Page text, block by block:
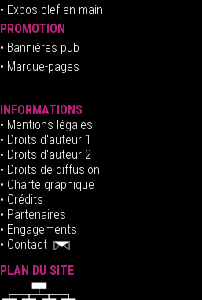
• Expos clef en main
PROMOTION
• Bannières pub
• Marque-pages
INFORMATIONS
• Mentions légales
• Droits d'auteur1
• Droits d'auteur 2
• Droits de diffusion
• Charte graphique
• Crédits
• Partenaires
• Engagements
• Contact
PLAN DU SITE